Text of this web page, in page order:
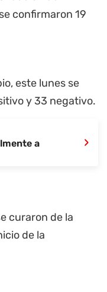
confirmaron 19
este lunes se
y 33 negativo.
a ›
curaron de la
de la